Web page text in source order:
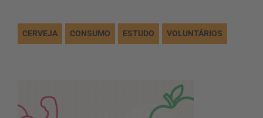
CERVEJA CONSUMO ESTUDO VOLUNTÁRIOS